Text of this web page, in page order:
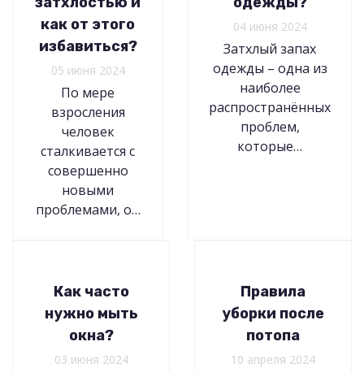
как от этого
избавиться?
05 июня 2024
По мере
взросления
человек
сталкивается с
совершенно
новыми
проблемами, о…
04 июня 2024
Затхлый запах
одежды – одна из
наиболее
распространённых
проблем,
которые…
Как часто
нужно мыть
окна?
03 июня 2024
Правила
уборки после
потопа
10 апреля 2024